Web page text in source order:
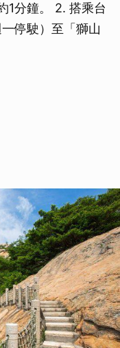
1分鐘。 2. 搭乘台
停駛）至「獅山